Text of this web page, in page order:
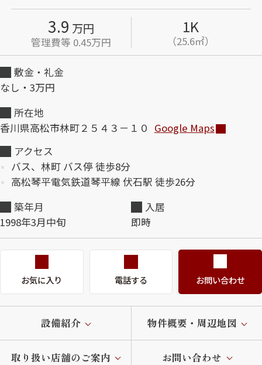
シャーメゾンショップを探す
らくらく内見
自立型サービス付き・シニア向け
お問い合わせ・よくある質問
らくらくパートナー
シャーメゾンライフ GUARD
らくらくプラチナ
3.9 万円
管理費等 0.45万円
1K
（25.6㎡）
敷金・礼金
なし・3万円
所在地
香川県高松市林町２５４３－１０ Google Maps
アクセス
バス、林町 バス停 徒歩8分
高松琴平電気鉄道琴平線 伏石駅 徒歩26分
築年月
1998年3月中旬
入居
即時
お気に入り 電話する お問い合わせ
設備紹介 物件概要・周辺地図
取り扱い店舗のご案内 お問い合わせ